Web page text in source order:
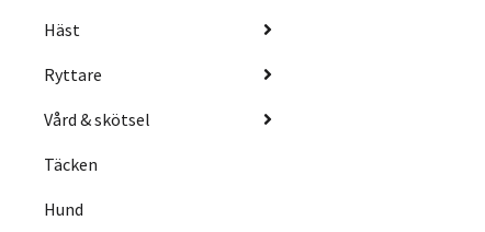
Häst
Ryttare
Vård & skötsel
Täcken
Hund